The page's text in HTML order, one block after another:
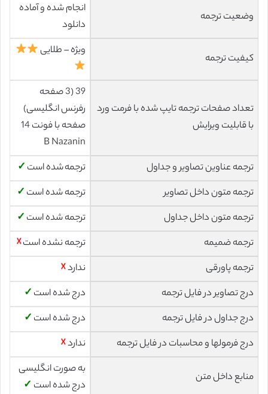
وضعیت ترجمه
انجام شده و آماده
دانلود
کیفیت ترجمه
ویژه – طلایی
تعداد صفحات ترجمه تایپ شده با فرمت ورد
با قابلیت ویرایش
39 (3 صفحه
رفرنس انگلیسی)
صفحه با فونت 14
B Nazanin
ترجمه عناوین تصاویر و جداول
ترجمه شده است ✓
ترجمه متون داخل تصاویر
ترجمه شده است ✓
ترجمه متون داخل جداول
ترجمه شده است ✓
ترجمه ضمیمه
ترجمه نشده است☓
ترجمه پاورقی
ندارد☓
درج تصاویر در فایل ترجمه
درج شده است ✓
درج جداول در فایل ترجمه
درج شده است ✓
درج فرمولها و محاسبات در فایل ترجمه
ندارد☓
منابع داخل متن
به صورت انگلیسی
درج شده است ✓